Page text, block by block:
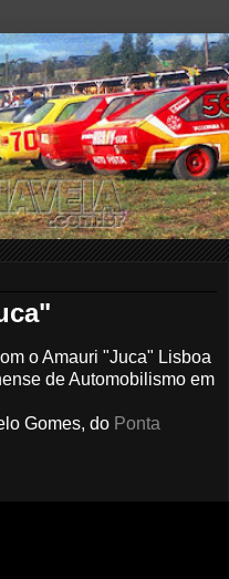
o Amauri "Juca" Lisboa
de Automobilismo em
Gomes, do Ponta